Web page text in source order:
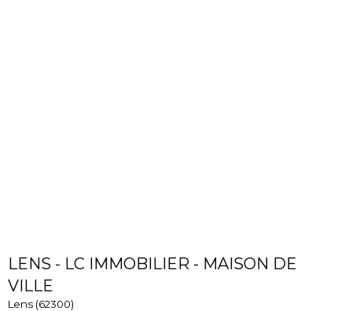
LENS - LC IMMOBILIER - MAISON DE
VILLE
Lens (62300)